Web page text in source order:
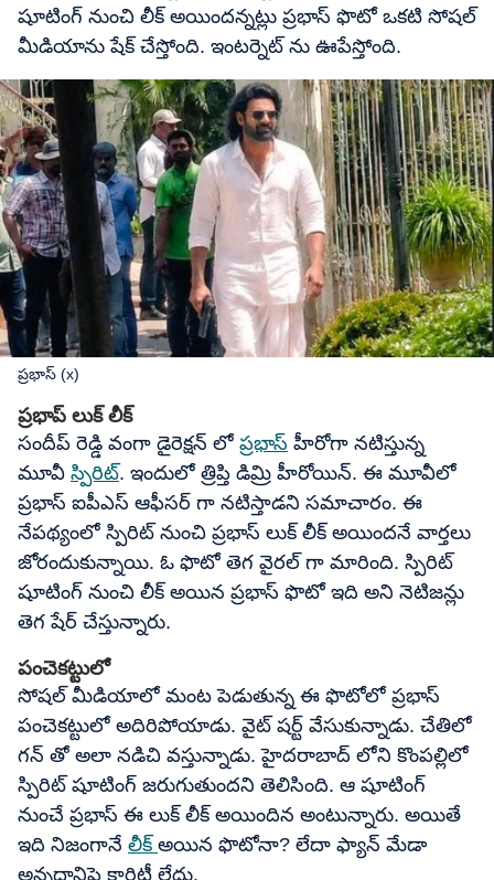
షూటింగ్ నుంచి లీక్ అయిందన్నట్లు ప్రభాస్ ఫొటో ఒకటి సోషల్
మీడియాను షేక్ చేస్తోంది. ఇంటర్నెట్ ను ఊపేస్తోంది.
ప్రభాస్ (x)
ప్రభాప్ లుక్ లీక్
సందీప్ రెడ్డి వంగా డైరెక్షన్ లో ప్రభాస్ హీరోగా నటిస్తున్న
మూవీ స్పిరిట్. ఇందులో త్రిప్తి డిమ్రి హీరోయిన్. ఈ మూవీలో
ప్రభాస్ ఐపీఎస్ ఆఫీసర్ గా నటిస్తాడని సమాచారం. ఈ
నేపథ్యంలో స్పిరిట్ నుంచి ప్రభాస్ లుక్ లీక్ అయిందనే వార్తలు
జోరందుకున్నాయి. ఓ ఫొటో తెగ వైరల్ గా మారింది. స్పిరిట్
షూటింగ్ నుంచి లీక్ అయిన ప్రభాస్ ఫొటో ఇది అని నెటిజన్లు
తెగ షేర్ చేస్తున్నారు.
పంచెకట్టులో
సోషల్ మీడియాలో మంట పెడుతున్న ఈ ఫొటోలో ప్రభాస్
పంచెకట్టులో అదిరిపోయాడు. వైట్ షర్ట్ వేసుకున్నాడు. చేతిలో
గన్ తో అలా నడిచి వస్తున్నాడు. హైదరాబాద్ లోని కొంపల్లిలో
స్పిరిట్ షూటింగ్ జరుగుతుందని తెలిసింది. ఆ షూటింగ్
నుంచే ప్రభాస్ ఈ లుక్ లీక్ అయిందిన అంటున్నారు. అయితే
ఇది నిజంగానే లీక్ అయిన ఫొటోనా? లేదా ఫ్యాన్ మేడా
అన్నదానిపై క్లారిటీ లేదు.